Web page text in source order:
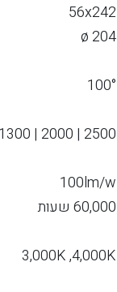
56x242
ø 204
100°
2500 | 2000 | 1300 | 1100
100lm/w
60,000 שעות
3,000K ,4,000K